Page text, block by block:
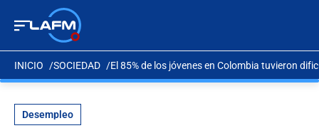
INICIO SOCIEDAD El 85% de los jóvenes en Colombia tuvieron
Desempleo